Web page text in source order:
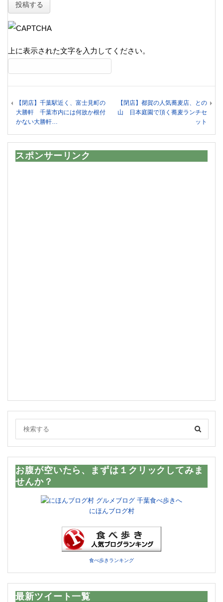
上に表示された文字を入力してください。
【閉店】千葉駅近く、富士見町の
大勝軒 千葉市内には何故か根付
かない大勝軒…
【閉店】都賀の人気蕎麦店、との
山 日本庭園で頂く蕎麦ランチセ
ット
スポンサーリンク
お腹が空いたら、まずは１クリックしてみま
せんか？
にほんブログ村
食べ歩きランキング
最新ツイート一覧